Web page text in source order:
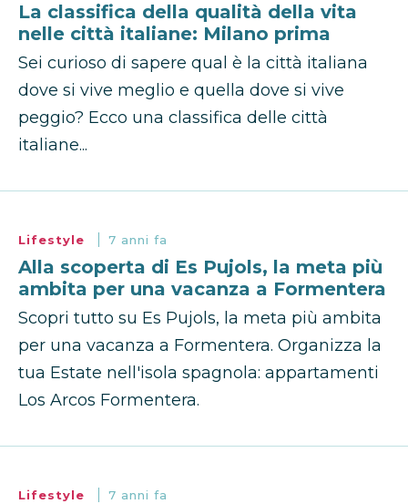
La classifica della qualità della vita
nelle città italiane: Milano prima
Sei curioso di sapere qual è la città italiana
dove si vive meglio e quella dove si vive
peggio? Ecco una classifica delle città
italiane...
Lifestyle 7 anni fa
Alla scoperta di Es Pujols, la meta più
ambita per una vacanza a Formentera
Scopri tutto su Es Pujols, la meta più ambita
per una vacanza a Formentera. Organizza la
tua Estate nell'isola spagnola: appartamenti
Los Arcos Formentera.
Lifestyle 7 anni fa